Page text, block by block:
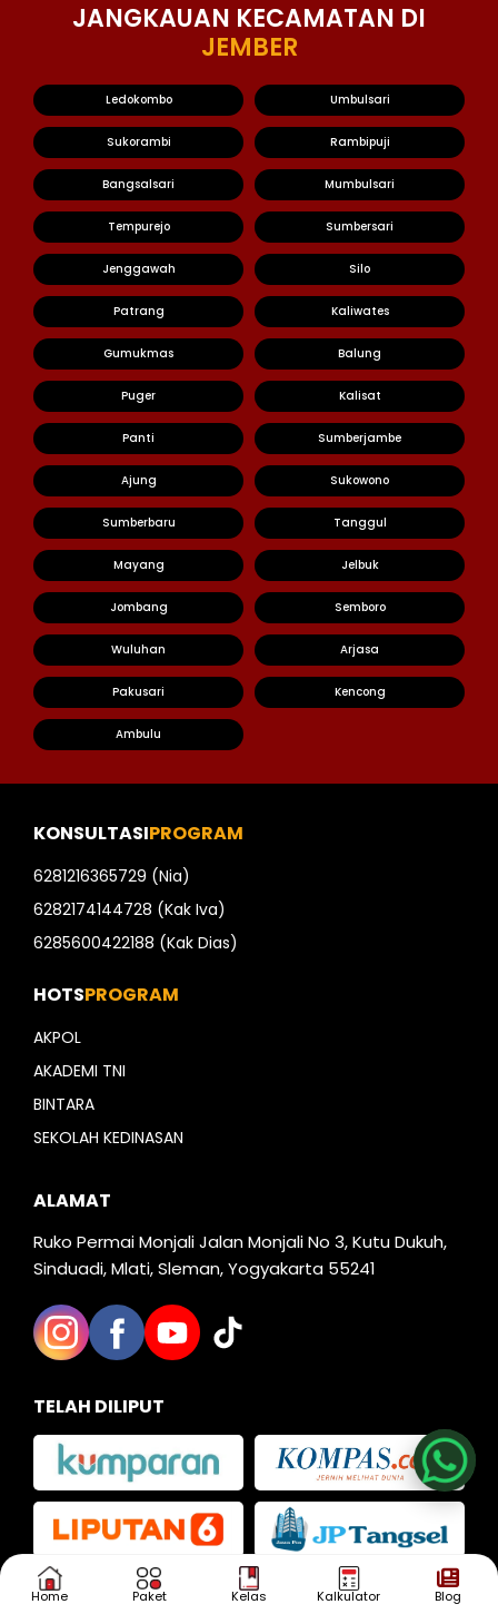
Home Paket Kelas Kalkulator Blog
JANGKAUAN KECAMATAN DI
JEMBER
Ledokombo Umbulsari
Sukorambi Rambipuji
Bangsalsari Mumbulsari
Tempurejo Sumbersari
Jenggawah Silo
Patrang Kaliwates
Gumukmas Balung
Puger Kalisat
Panti Sumberjambe
Ajung Sukowono
Sumberbaru Tanggul
Mayang Jelbuk
Jombang Semboro
Wuluhan Arjasa
Pakusari Kencong
Ambulu
Kak Iva
Kak Dias
KONSULTASIPROGRAM
6281216365729 (Nia)
6282174144728 (Kak Iva)
6285600422188 (Kak Dias)
HOTSPROGRAM
AKPOL
AKADEMI TNI
BINTARA
SEKOLAH KEDINASAN
ALAMAT
Ruko Permai Monjali Jalan Monjali No 3, Kutu Dukuh,
Sinduadi, Mlati, Sleman, Yogyakarta 55241
TELAH DILIPUT